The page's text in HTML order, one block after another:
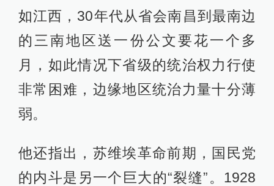
如江西，30年代从省会南昌到最南边
的三南地区送一份公文要花一个多
月，如此情况下省级的统治权力行使
非常困难，边缘地区统治力量十分薄
弱。
他还指出，苏维埃革命前期，国民党
的内斗是另一个巨大的“裂缝”。1928